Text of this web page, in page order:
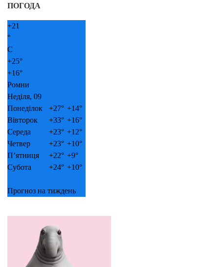
ПОГОДА
+21
°
C
+25°
+16°
Ромни
Неділя, 09
Понеділок
+27° +14°
Вівторок
+33° +16°
Середа
+23° +12°
Четвер
+23° +10°
П’ятниця
+22° +9°
Субота
+24° +10°
Прогноз на тиждень